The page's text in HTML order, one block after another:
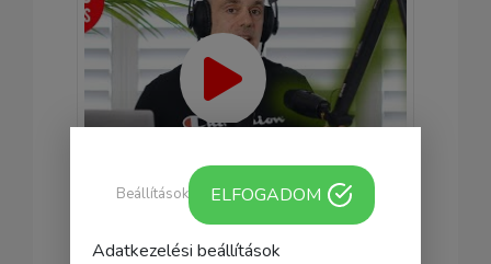
Adatkezelési beállítások
Beállítások ELFOGADOM